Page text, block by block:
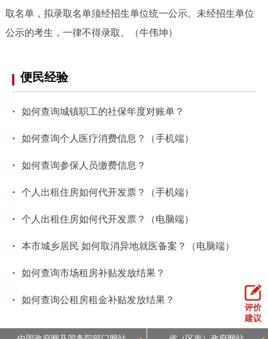
12345网上接诉即办 我要咨询 我要建议
走进北京
北京概况 十六区概览
绿色北京 图说北京
多语种
DEUTSCH FRANÇAIS РУССКИЙ ЯЗЫК
ESPAÑOL العربية
取名单，拟录取名单须经招生单位统一公示。未经招生单位
公示的考生，一律不得录取。（牛伟坤）
便民经验
· 如何查询城镇职工的社保年度对账单？
· 如何查询个人医疗消费信息？（手机端）
· 如何查询参保人员缴费信息？
· 个人出租住房如何代开发票？（手机端）
· 个人出租住房如何代开发票？（电脑端）
· 本市城乡居民 如何取消异地就医备案？（电脑端）
· 如何查询市场租房补贴发放结果？
· 如何查询公租房租金补贴发放结果？
评价
建议